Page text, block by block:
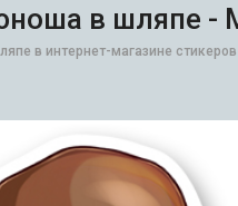
в шляпе -
в интернет-магазине